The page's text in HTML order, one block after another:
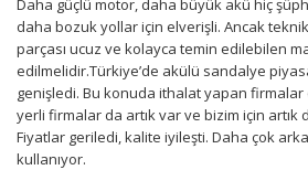
Daha güçlü motor, daha büyük akü hiç
daha bozuk yollar için elverişli. Ancak
parçası ucuz ve kolayca temin edilebilen
edilmelidir.Türkiye’de akülü sandalye
genişledi. Bu konuda ithalat yapan
yerli firmalar da artık var ve bizim için
Fiyatlar geriledi, kalite iyileşti. Daha çok
kullanıyor.